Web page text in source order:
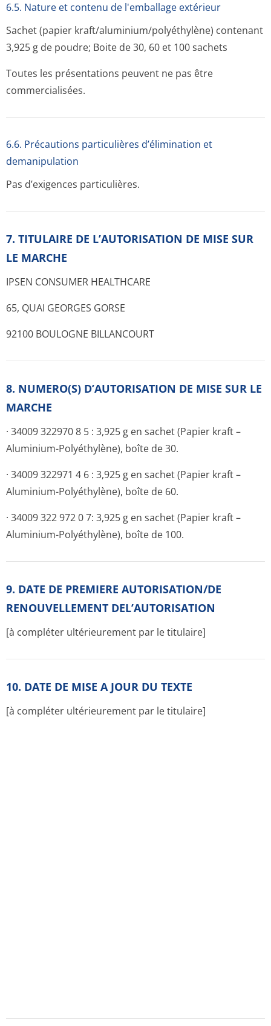
6.5. Nature et contenu de l'emballage extérieur
Sachet (papier kraft/alumini­um/polyéthylène) contenant
3,925 g de poudre; Boite de 30, 60 et 100 sachets
Toutes les présentations peuvent ne pas être
commercialisées.
6.6. Précautions particulières d’élimination et
demanipulation
Pas d’exigences particulières.
7. TITULAIRE DE L’AUTORISATION DE MISE SUR
LE MARCHE
IPSEN CONSUMER HEALTHCARE
65, QUAI GEORGES GORSE
92100 BOULOGNE BILLANCOURT
8. NUMERO(S) D’AUTORISATION DE MISE SUR LE
MARCHE
· 34009 322970 8 5 : 3,925 g en sachet (Papier kraft –
Aluminium-Polyéthylène), boîte de 30.
· 34009 322971 4 6 : 3,925 g en sachet (Papier kraft –
Aluminium-Polyéthylène), boîte de 60.
· 34009 322 972 0 7: 3,925 g en sachet (Papier kraft –
Aluminium-Polyéthylène), boîte de 100.
9. DATE DE PREMIERE AUTORISATION/DE
RENOUVELLEMENT DEL’AUTORISATION
[à compléter ultérieurement par le titulaire]
10. DATE DE MISE A JOUR DU TEXTE
[à compléter ultérieurement par le titulaire]